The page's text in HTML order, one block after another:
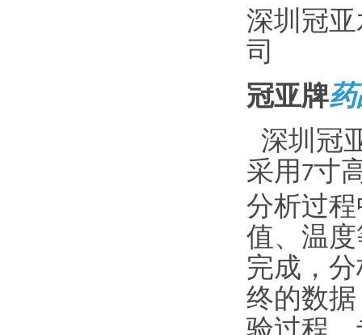
深圳冠
司
冠亚牌
深圳冠
采用 7寸
分析过
值、温
完成，
终的数
验过程